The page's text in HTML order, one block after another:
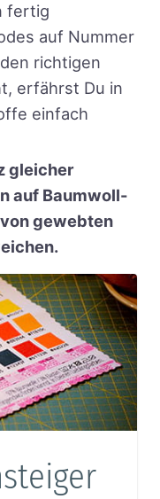
fertig
auf Nummer
richtigen
erfährst Du in
einfach
gleicher
auf Baumwoll-
gewebten